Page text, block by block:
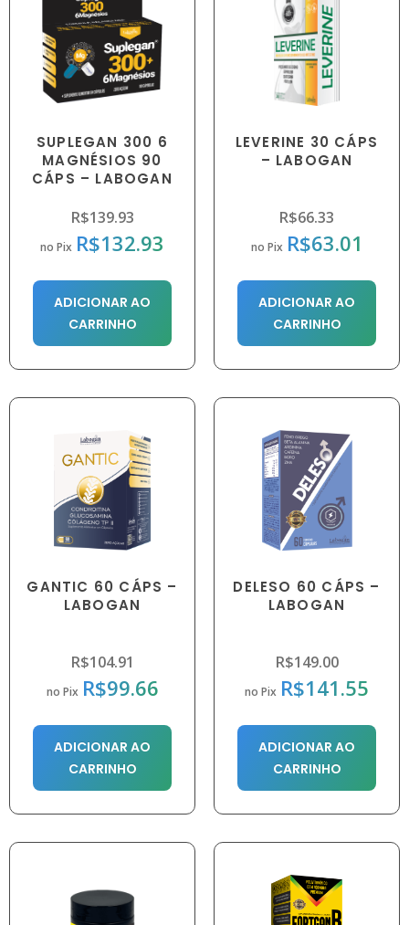
SUPLEGAN 300 6
MAGNÉSIOS 90
CÁPS – LABOGAN
R$139.93
no Pix R$132.93
ADICIONAR AO
CARRINHO
LEVERINE 30 CÁPS
– LABOGAN
R$66.33
no Pix R$63.01
ADICIONAR AO
CARRINHO
GANTIC 60 CÁPS –
LABOGAN
R$104.91
no Pix R$99.66
ADICIONAR AO
CARRINHO
DELESO 60 CÁPS –
LABOGAN
R$149.00
no Pix R$141.55
ADICIONAR AO
CARRINHO